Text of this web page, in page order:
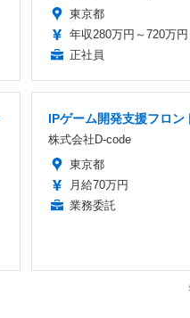
東京都
年収280万円～720万円
正社員
IPゲーム開発支援フロン
株式会社D-code
東京都
月給70万円
業務委託